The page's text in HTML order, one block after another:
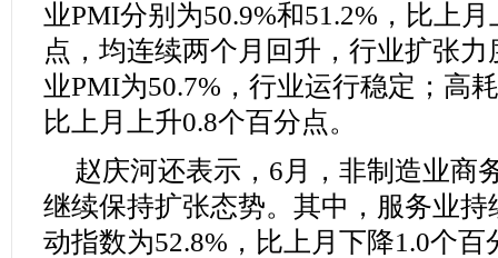
业PMI分别为50.9%和51.2%，比上
点，均连续两个月回升，行业扩张
业PMI为50.7%，行业运行稳定；高
比上月上升0.8个百分点。
赵庆河还表示，6月，非制造业商
继续保持扩张态势。其中，服务业
动指数为52.8%，比上月下降1.0个